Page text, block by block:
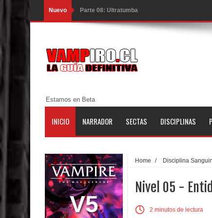
Nuevo Parte 08: Ultratumba
Parte 07: Asuntos que Resolver
Parte 06: El Trato con los Muertos
Parte 05: Sitiados
Parte 01: Escondido a Plena Luz
Parte 02: El Enemigo de mi Enemigo
Parte 06: Coletazos
Parte 05: Los Horrores del Infierno
Estamos en Beta
INICIO NARRADOR SECTAS DISCIPLINAS
V5
Home / Disciplina
Nivel 05 -
2 minutos de lectura